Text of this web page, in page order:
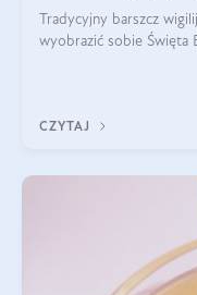
Tradycyjny barszcz
wyobrazić sobie Święta
CZYTAJ